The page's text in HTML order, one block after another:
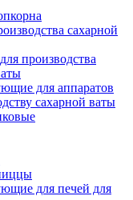
сахарной
производства
для аппаратов
сахарной ваты
для печей для